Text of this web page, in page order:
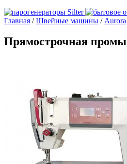
Главная /Швейные машины / Aurora
Прямострочная